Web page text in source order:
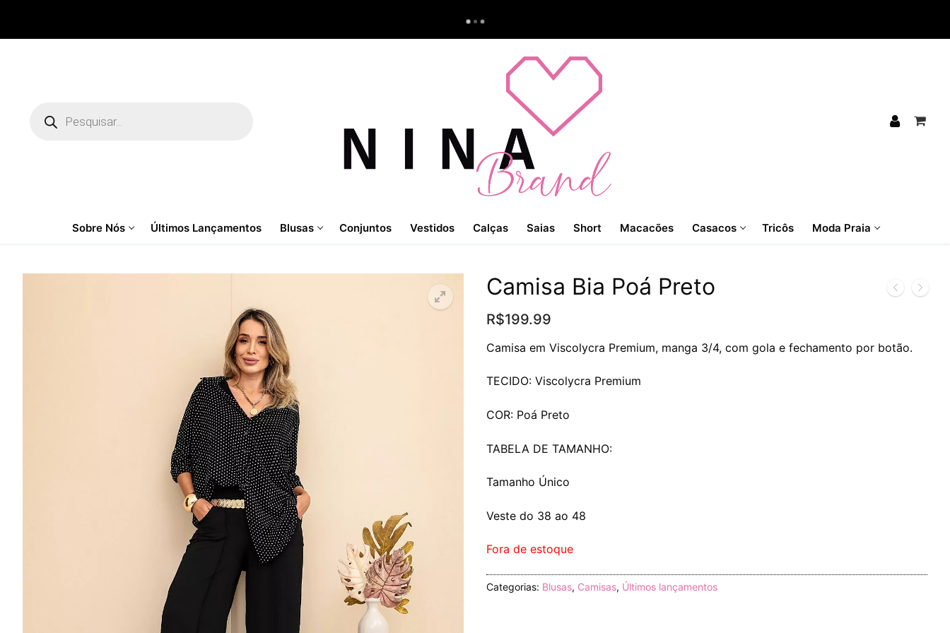
produtos
Sobre Nós Últimos Lançamentos Blusas Conjuntos Vestidos Calças Saias Short Macacões Casacos Tricôs Moda Praia
Camisa Bia Poá Preto
R$199.99
Camisa em Viscolycra Premium, manga 3/4, com gola e fechamento por botão.
TECIDO: Viscolycra Premium
COR: Poá Preto
TABELA DE TAMANHO:
Tamanho Único
Veste do 38 ao 48
Fora de estoque
Categorias: Blusas, Camisas, Últimos lançamentos